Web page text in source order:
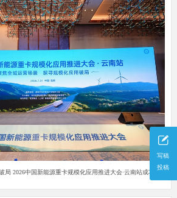
写稿
投稿
局 2026中国新能源重卡规模化应用推进大会·云南站成功举